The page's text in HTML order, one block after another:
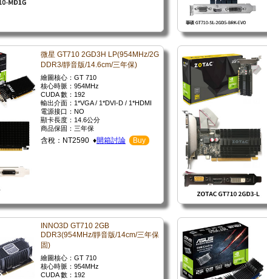
微星 GT710 2GD3H LP(954MHz/2G
DDR3/靜音版/14.6cm/三年保)
繪圖核心：GT 710
核心時脈：954MHz
CUDA 數：192
輸出介面：1*VGA / 1*DVI-D / 1*HDMI
電源接口：NO
顯卡長度：14.6公分
商品保固：三年保
含稅：NT2590 ♦開箱討論 Buy
INNO3D GT710 2GB
DDR3(954MHz/靜音版/14cm/三年保
固)
繪圖核心：GT 710
核心時脈：954MHz
CUDA 數：192